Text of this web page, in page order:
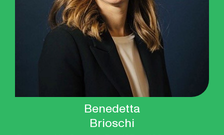
Benedetta
Brioschi